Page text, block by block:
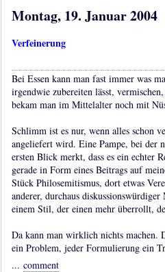
Montag, 19. Januar 2004
Verfeinerung
Bei Essen kann man fast immer was
irgendwie zubereiten lässt,
bekam man im Mittelalter noch mit
Schlimm ist es nur, wenn alles schon
angeliefert wird. Eine Pampe, bei der
ersten Blick merkt, dass es ein echter
gerade in Form eines Beitrags auf
Stück Philosemitismus, dort etwas
anderer, durchaus
einem Stil, der einen mehr überrollt,
Da kann man wirklich nichts machen.
ein Problem, jeder Formulierung ein
... comment